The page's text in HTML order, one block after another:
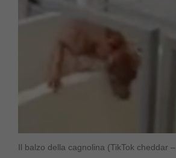
Il balzo della cagnolina (TikTok cheddar –